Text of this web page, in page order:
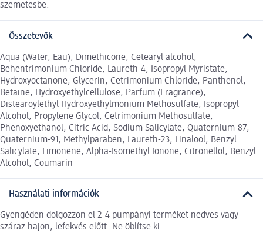
szemetesbe.
Összetevők
Aqua (Water, Eau), Dimethicone, Cetearyl alcohol,
Behentrimonium Chloride, Laureth-4, Isopropyl Myristate,
Hydroxyoctanone, Glycerin, Cetrimonium Chloride, Panthenol,
Betaine, Hydroxyethylcellulose, Parfum (Fragrance),
Distearoylethyl Hydroxyethylmonium Methosulfate, Isopropyl
Alcohol, Propylene Glycol, Cetrimonium Methosulfate,
Phenoxyethanol, Citric Acid, Sodium Salicylate, Quaternium-87,
Quaternium-91, Methylparaben, Laureth-23, Linalool, Benzyl
Salicylate, Limonene, Alpha-Isomethyl Ionone, Citronellol, Benzyl
Alcohol, Coumarin
Használati információk
Gyengéden dolgozzon el 2-4 pumpányi terméket nedves vagy
száraz hajon, lefekvés előtt. Ne öblítse ki.